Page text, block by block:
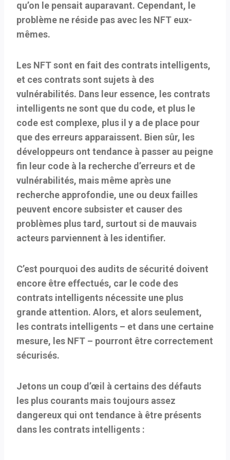
qu’on le pensait auparavant. Cependant, le
problème ne réside pas avec les NFT eux-
mêmes.
Les NFT sont en fait des contrats intelligents,
et ces contrats sont sujets à des
vulnérabilités. Dans leur essence, les contrats
intelligents ne sont que du code, et plus le
code est complexe, plus il y a de place pour
que des erreurs apparaissent. Bien sûr, les
développeurs ont tendance à passer au peigne
fin leur code à la recherche d’erreurs et de
vulnérabilités, mais même après une
recherche approfondie, une ou deux failles
peuvent encore subsister et causer des
problèmes plus tard, surtout si de mauvais
acteurs parviennent à les identifier.
C’est pourquoi des audits de sécurité doivent
encore être effectués, car le code des
contrats intelligents nécessite une plus
grande attention. Alors, et alors seulement,
les contrats intelligents – et dans une certaine
mesure, les NFT – pourront être correctement
sécurisés.
Jetons un coup d’œil à certains des défauts
les plus courants mais toujours assez
dangereux qui ont tendance à être présents
dans les contrats intelligents :